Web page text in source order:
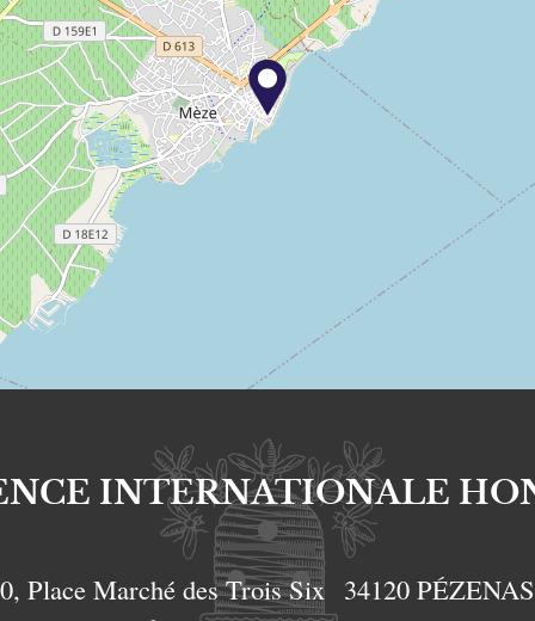
INTERNATIONALE
Place Marché des Trois Six 34120 PÉZENAS